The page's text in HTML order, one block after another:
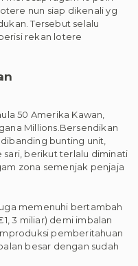
nun siap dikenali yg
Tersebut selalu
rekan lotere
50 Amerika Kawan,
Millions.Bersendikan
bunting unit,
sari, berikut terlalu diminati
zona semenjak penjaja
memenuhi bertambah
3 miliar) demi imbalan
pemberitahuan
besar dengan sudah